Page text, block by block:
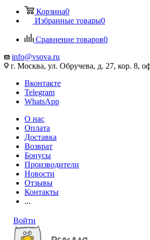
Корзина0
Избранные товары0
Сравнение товаров0
info@vsova.ru
г. Москва, ул. Обручева, д. 27, кор. 8,
Вконтакте
Telegram
WhatsApp
О нас
Оплата
Доставка
Возврат
Бонусы
Производители
Новости
Отзывы
Контакты
...
Войти